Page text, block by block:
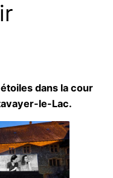
dans la cour
le-Lac.